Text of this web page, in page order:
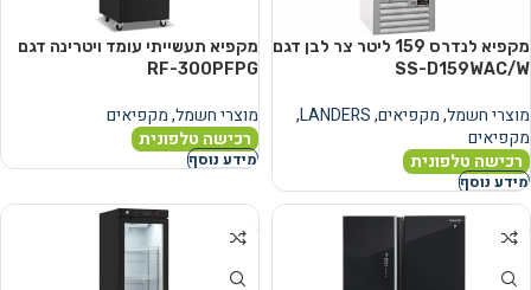
מקפיא לנדרס ‏159 ‏ליטר צר לבן דגם
SS-D159WAC/W
מוצרי חשמל,מקפיאים,
LANDERS
,
מקפיאים
רכישה טלפונית
מידע נוסף
מקפיא תעשייתי עומד ויטרינה דגם
RF-300PFPG
מוצרי חשמל,מקפיאים
רכישה טלפונית
מידע נוסף